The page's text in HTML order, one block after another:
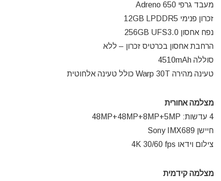
מעבד גרפי Adreno 650
זכרון פנימי 12GB LPDDR5
נפח אחסון 256GB UFS3.0
הרחבת אחסון בכרטיס זכרון – ללא
סוללה 4510mAh
טעינה מהירה Warp 30T כולל טעינה אלחוטית
מצלמה אחורית
4 עדשות: 48MP+48MP+8MP+5MP
חיישן Sony IMX689
צילום וידאו 4K 30/60 fps
מצלמה קידמית